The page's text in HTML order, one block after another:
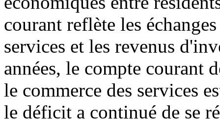
courant reflète les
services et les revenus
années, le compte courant
le commerce des services
le déficit a continué de se